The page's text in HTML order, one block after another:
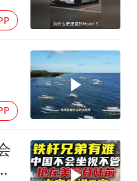
身 共筑健康中国